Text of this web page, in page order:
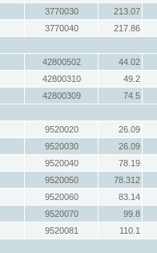
3770030
213.07
3770040
217.86
42800502
44.02
42800310
49.2
42800309
74.5
9520020
26.09
9520030
26.09
9520040
78.19
9520050
78.312
9520060
83.14
9520070
99.8
9520081
110.1